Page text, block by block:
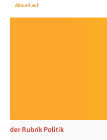
Aktuell auf
der Rubrik Politik